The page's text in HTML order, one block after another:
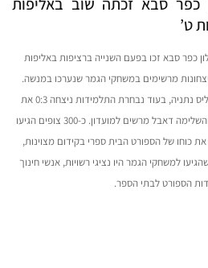
ט’
כפר סבא זכו בפעם השנייה ברציפות באליפות
מרשימים במשחקי הגמר שנערכו במנשה.
נבחרת התלמידים גברה 1:3 על שטקליס נתניה, בעוד נבחרת התלמידות ניצחה 0:3 את
הגימנסיה העברית הרצליה תל אביב והשלימה דאבל מרשים למועדון. כ-300 צופים הגיעו
כוחו של הספורט הבית ספרי בקידום מצוינות,
למשחקי הגמר היו נציגי רשויות, אנשי חינוך
הספורט לבתי הספר.